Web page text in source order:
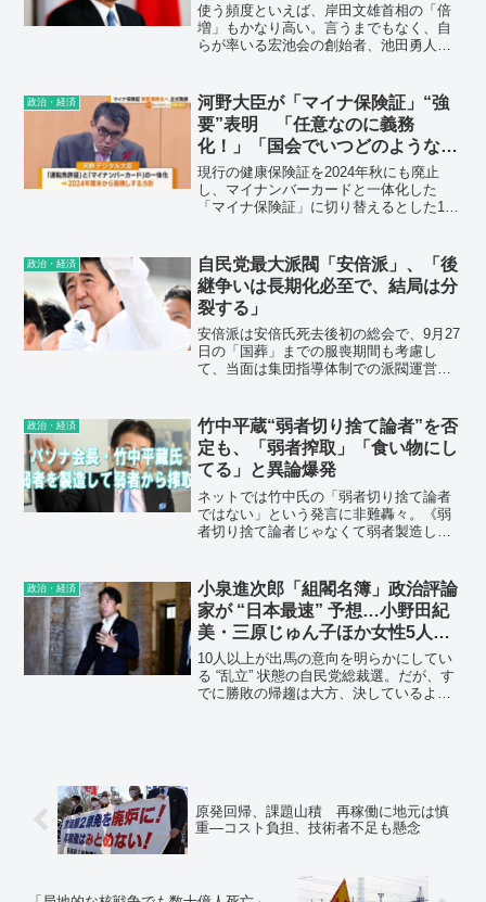
使う頻度といえば、岸田文雄首相の「倍
増」もかなり高い。言うまでもなく、自
らが率いる宏池会の創始者、池田勇人元
も中身が見えにくい。
政治・経済
河野大臣が「マイナ保険証」“強
要”表明 「任意なのに義務
化！」「国会でいつどのような審
議をしたのか」
現行の健康保険証を2024年秋にも廃止
し、マイナンバーカードと一体化した
「マイナ保険証」に切り替えるとした13
得が事実上義務化されることへの反発は
根強い。
政治・経済
自民党最大派閥「安倍派」、「後
継争いは長期化必至で、結局は分
裂する」
安倍派は安倍氏死去後初の総会で、9月27
日の「国葬」までの服喪期間も考慮し
て、当面は集団指導体制での派閥運営を
いう実態がある。
政治・経済
竹中平蔵“弱者切り捨て論者”を否
定も、「弱者搾取」「食い物にし
てる」と異論爆発
ネットでは竹中氏の「弱者切り捨て論者
ではない」という発言に非難轟々。《弱
者切り捨て論者じゃなくて弱者製造して
立たないのでなので切り捨ててない》
《確かに切り捨てて無いよな 弱者を食い
物にしてるんだし》
政治・経済
小泉進次郎「組閣名簿」政治評論
家が “日本最速” 予想…小野田紀
美・三原じゅん子ほか女性5人が
入閣、立民からも一本釣り
10人以上が出馬の意向を明らかにしてい
る “乱立” 状態の自民党総裁選。だが、す
でに勝敗の帰趨は大方、決しているよう
原発回帰、課題山積 再稼働に地元は慎
重―コスト負担、技術者不足も懸念